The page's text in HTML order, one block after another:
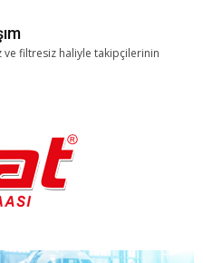
ve filtresiz haliyle takipçilerinin